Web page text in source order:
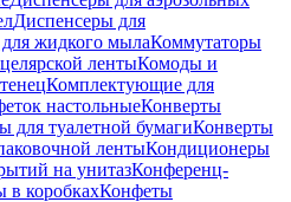
Диспенсеры для
жидкого мылаКоммутаторы
лентыКомоды и
Комплектующие для
настольныеКонверты
для туалетной бумагиКонверты
лентыКондиционеры
на унитазКонференц-
в коробкахКонфеты